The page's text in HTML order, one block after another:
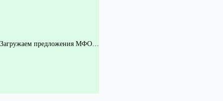
Загружаем предложения МФО…